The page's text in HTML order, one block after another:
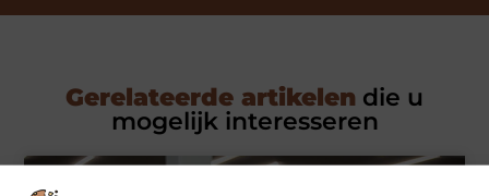
Gerelateerde artikelen die u
mogelijk interesseren